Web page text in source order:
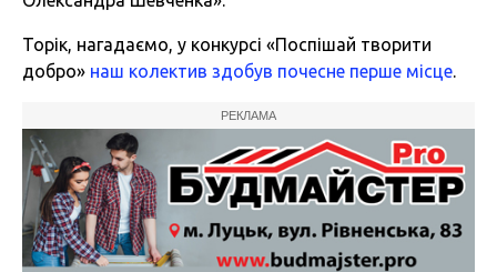
Торік, нагадаємо, у конкурсі «Поспішай творити
добро» наш колектив здобув почесне перше місце.
РЕКЛАМА